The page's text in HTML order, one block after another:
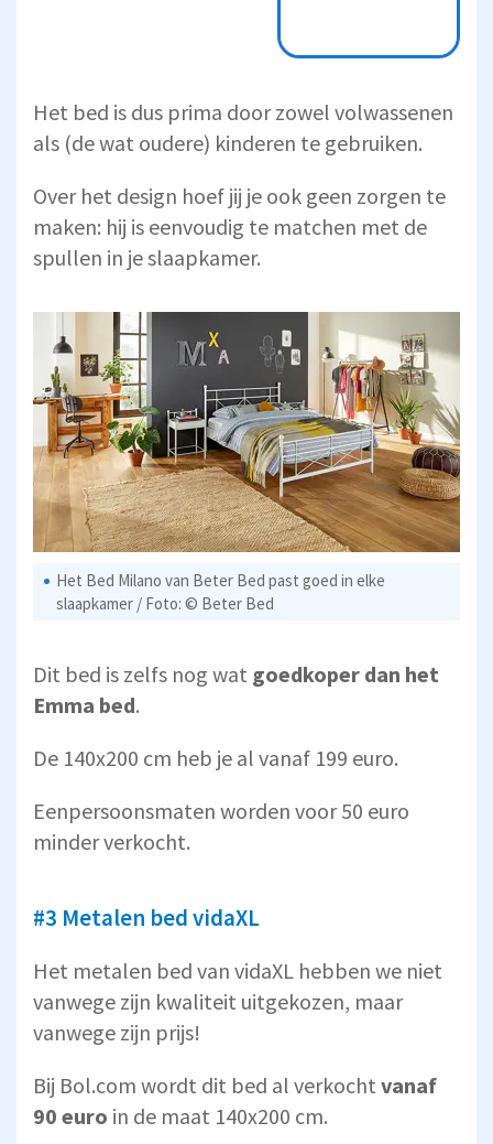
Het bed is dus prima door zowel volwassenen
als (de wat oudere) kinderen te gebruiken.
Over het design hoef jij je ook geen zorgen te
maken: hij is eenvoudig te matchen met de
spullen in je slaapkamer.
Het Bed Milano van Beter Bed past goed in elke
slaapkamer / Foto: © Beter Bed
Dit bed is zelfs nog wat goedkoper dan het
Emma bed.
De 140x200 cm heb je al vanaf 199 euro.
Eenpersoonsmaten worden voor 50 euro
minder verkocht.
#3 Metalen bed vidaXL
Het metalen bed van vidaXL hebben we niet
vanwege zijn kwaliteit uitgekozen, maar
vanwege zijn prijs!
Bij Bol.com wordt dit bed al verkocht vanaf
90 euro in de maat 140x200 cm.